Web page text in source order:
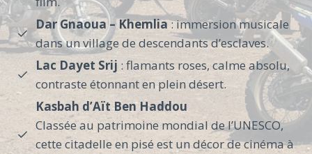
Dar Gnaoua – Khemlia: immersion musicale
dans un village de descendants d’esclaves.
Lac Dayet Srij : flamants roses, calme absolu,
contraste étonnant en plein désert.
Kasbah d’Aït Ben Haddou
Classée au patrimoine mondial de l’UNESCO,
cette citadelle en pisé est un décor de cinéma à